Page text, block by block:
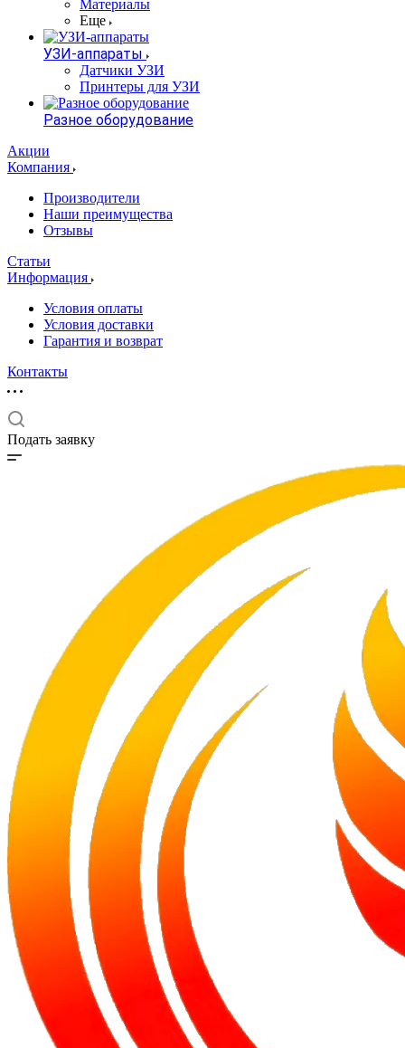
Материалы
Еще
УЗИ-аппараты
Датчики УЗИ
Принтеры для УЗИ
Разное оборудование
Акции
Компания
Производители
Наши преимущества
Отзывы
Статьи
Информация
Условия оплаты
Условия доставки
Гарантия и возврат
Контакты
Подать заявку